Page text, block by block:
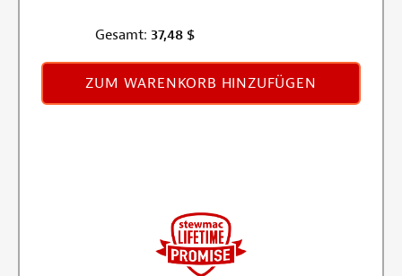
Gesamt: 37,48 $
ZUM WARENKORB HINZUFÜGEN